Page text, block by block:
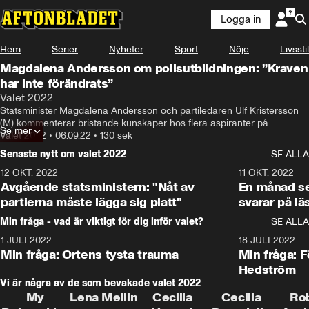
Logga in
Hem Serier Nyheter Sport Nöje Livsstil
Magdalena Andersson om polisutbildningen: ”Kraven
har inte förändrats”
Valet 2022
Statsminister Magdalena Andersson och partiledaren Ulf Kristersson
(M) kommenterar bristande kunskaper hos flera aspiranter på
polisutbildningen.
Valet 2022 • 06.09.22 • 130 sek
Se mer
Senaste nytt om valet 2022
SE ALLA
12 OKT. 2022
Avgående statsministern: "Nåt av
partierna måste lägga sig platt"
11 OKT. 2022
En månad
svarar på
Min fråga - vad är viktigt för dig inför valet?
SE ALLA
1 JULI 2022
Min fråga: Ortens tysta trauma
18 JULI 2022
Min fråga:
Hedström
Vi är några av de som bevakade valet 2022
My
Lena Mellin
Cecilia
Cecilia